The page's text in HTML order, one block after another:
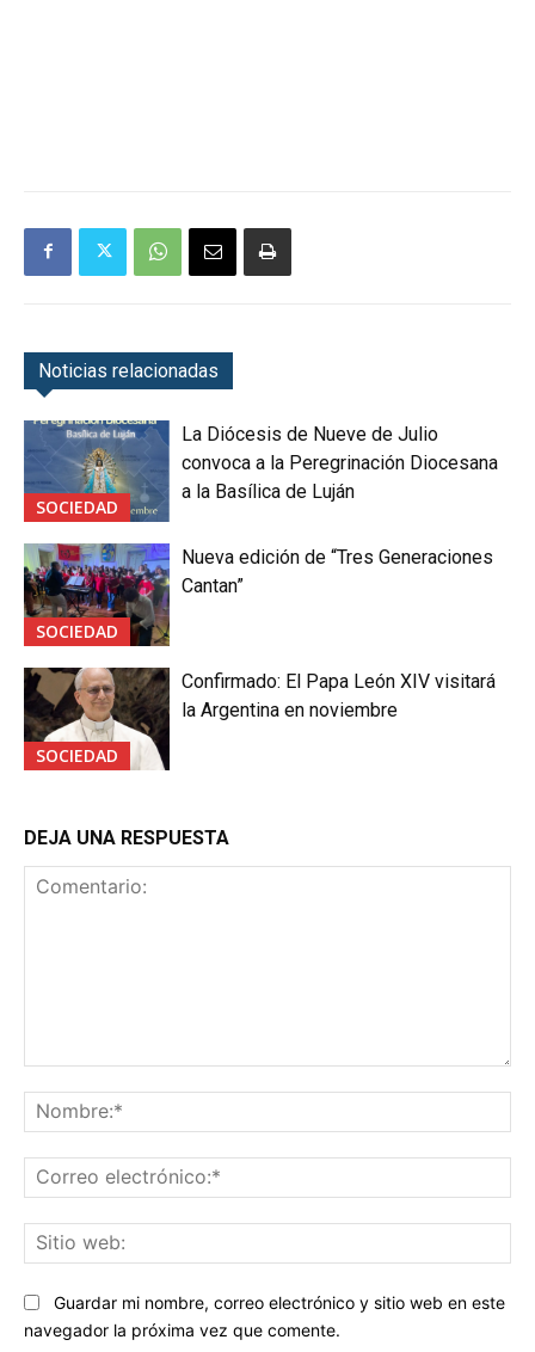
Noticias relacionadas
SOCIEDAD
La Diócesis de Nueve de Julio
convoca a la Peregrinación Diocesana
a la Basílica de Luján
SOCIEDAD
Nueva edición de “Tres Generaciones
Cantan”
SOCIEDAD
Confirmado: El Papa León XIV visitará
la Argentina en noviembre
DEJA UNA RESPUESTA
Guardar mi nombre, correo electrónico y sitio web en este
navegador la próxima vez que comente.